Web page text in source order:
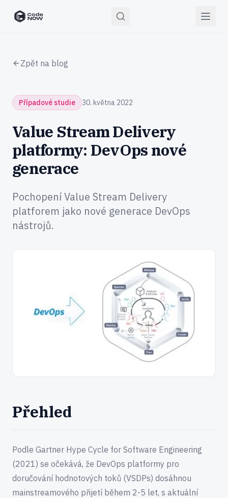
CodeNOW Home
Zpět na blog
Případové studie 30. května 2022
Value Stream Delivery
platformy: DevOps nové
generace
Pochopení Value Stream Delivery
platforem jako nové generace DevOps
nástrojů.
Přehled
Podle Gartner Hype Cycle for Software Engineering
(2021) se očekává, že DevOps platformy pro
doručování hodnotových toků (VSDPs) dosáhnou
mainstreamového přijetí během 2-5 let, s aktuální